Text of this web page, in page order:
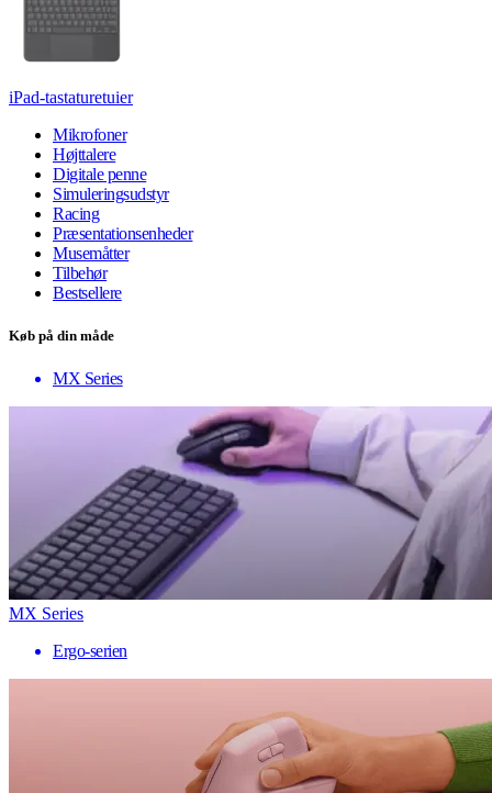
iPad-tastaturetuier
Mikrofoner
Højttalere
Digitale penne
Simuleringsudstyr
Racing
Præsentationsenheder
Musemåtter
Tilbehør
Bestsellere
Køb på din måde
MX Series
MX Series
Ergo-serien